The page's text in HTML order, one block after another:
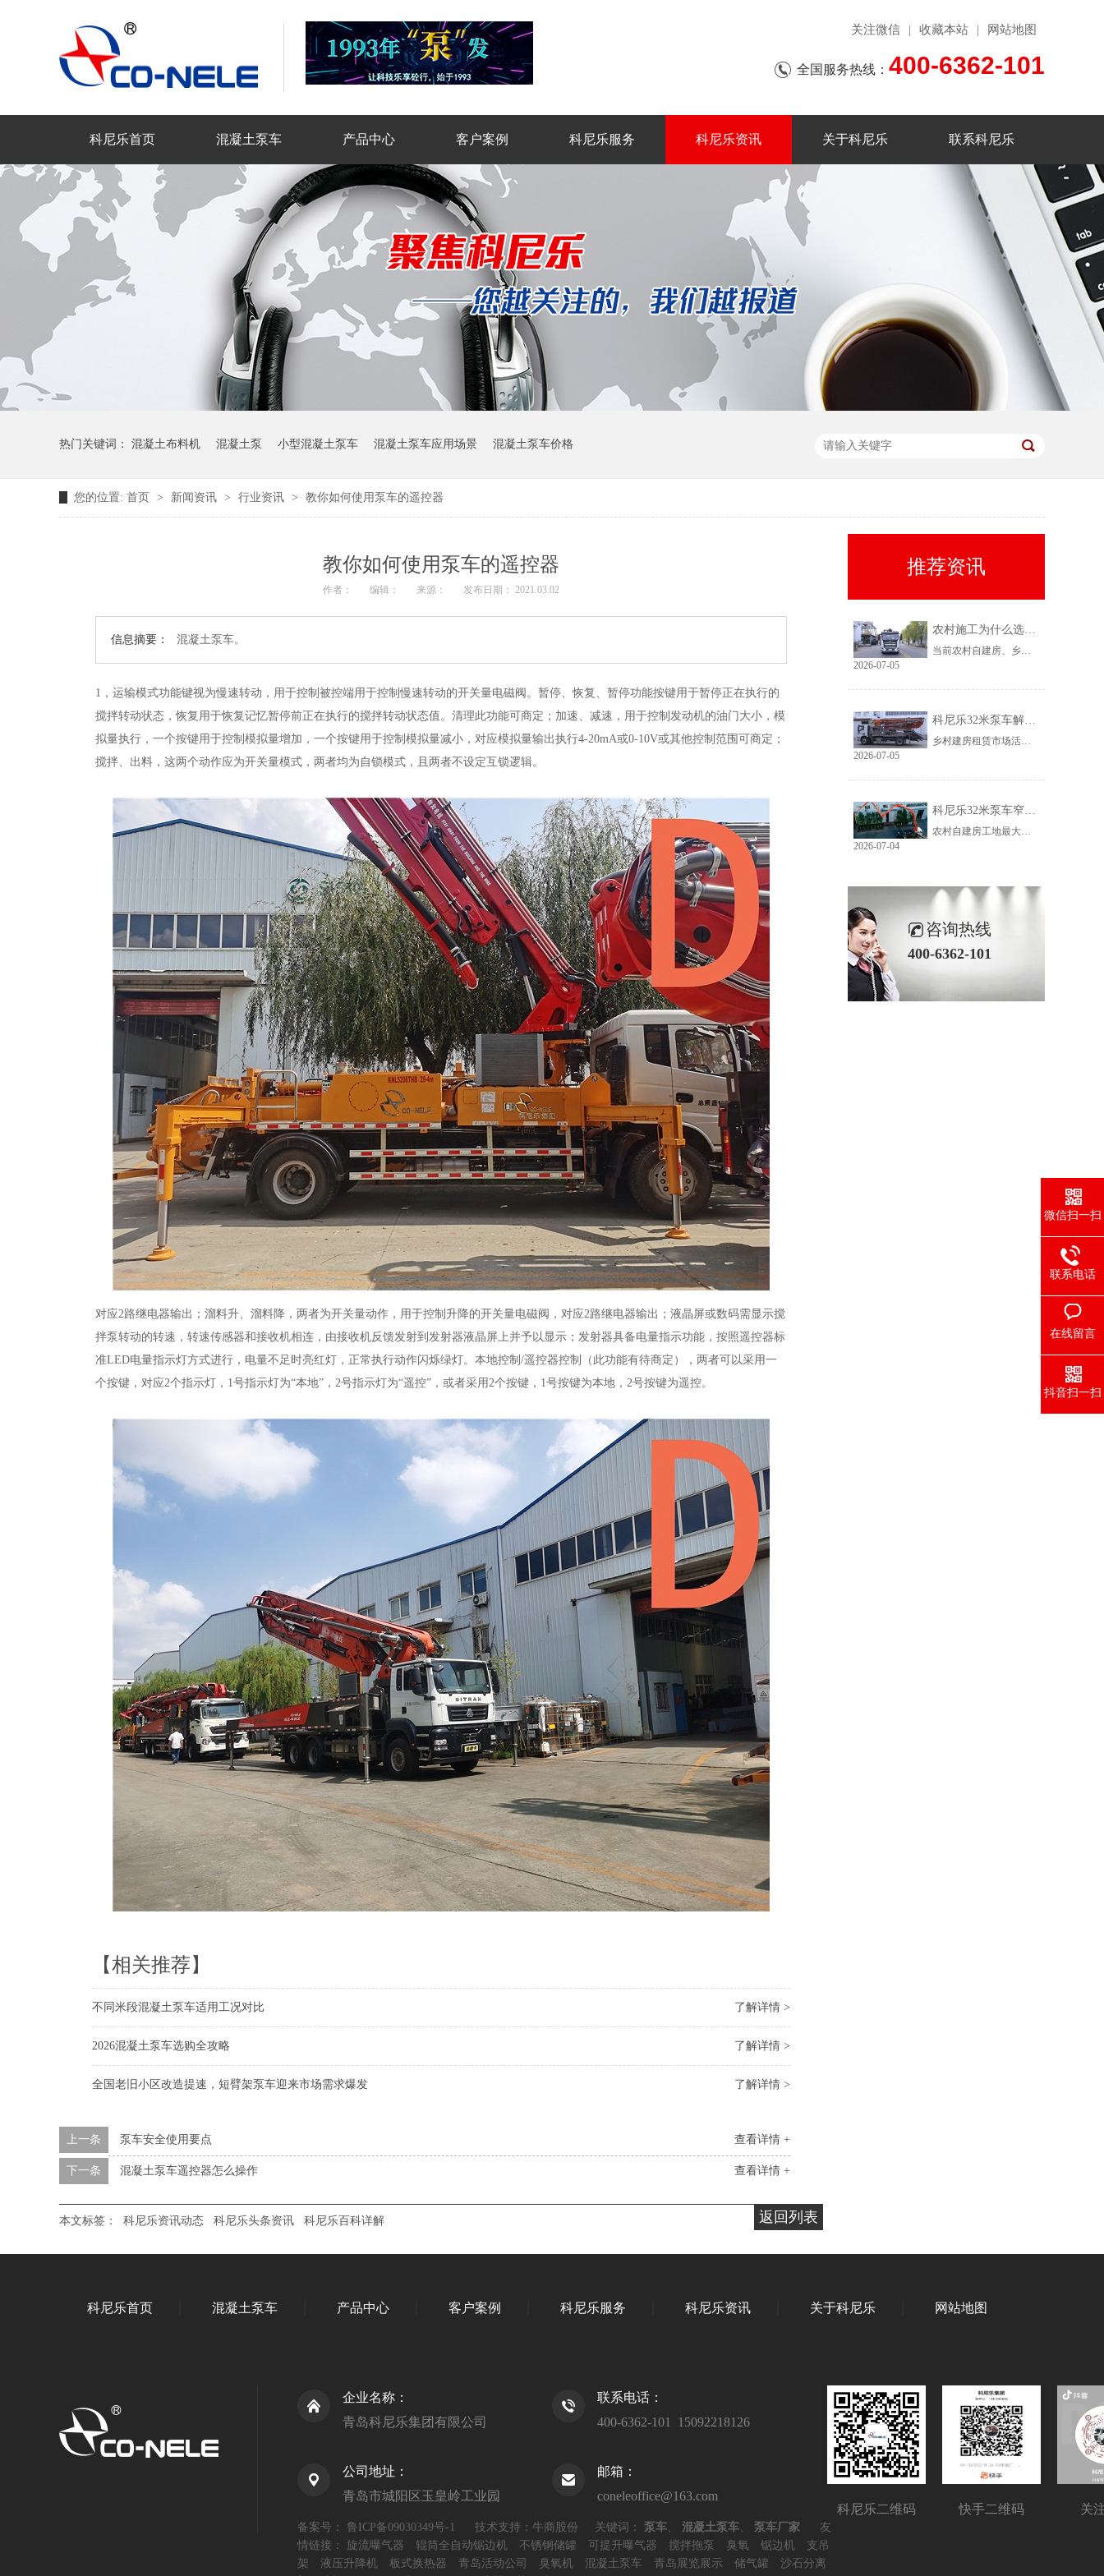
关注微信 收藏本站 网站地图
全国服务热线： 400-6362-101
科尼乐首页 混凝土泵车 产品中心 客户案例 科尼乐服务 科尼乐资讯 关于科尼乐 联系科尼乐
热门关键词： 混凝土布料机 混凝土泵 小型混凝土泵车 混凝土泵车应用场景 混凝土泵车价格
您的位置: 首页 > 新闻资讯 > 行业资讯 > 教你如何使用泵车的遥控器
教你如何使用泵车的遥控器
作者： 编辑： 来源： 发布日期： 2021.03.02
信息摘要： 混凝土泵车。
1，运输模式功能键视为慢速转动，用于控制被控端用于控制慢速转动的开关量电磁阀。暂停、恢复、暂停功能按键用于暂停正在执行的
搅拌转动状态，恢复用于恢复记忆暂停前正在执行的搅拌转动状态值。清理此功能可商定；加速、减速，用于控制发动机的油门大小，模
拟量执行，一个按键用于控制模拟量增加，一个按键用于控制模拟量减小，对应模拟量输出执行4-20mA或0-10V或其他控制范围可商定；
搅拌、出料，这两个动作应为开关量模式，两者均为自锁模式，且两者不设定互锁逻辑。
对应2路继电器输出；溜料升、溜料降，两者为开关量动作，用于控制升降的开关量电磁阀，对应2路继电器输出；液晶屏或数码需显示搅
拌泵转动的转速，转速传感器和接收机相连，由接收机反馈发射到发射器液晶屏上并予以显示；发射器具备电量指示功能，按照遥控器标
准LED电量指示灯方式进行，电量不足时亮红灯，正常执行动作闪烁绿灯。本地控制/遥控器控制（此功能有待商定），两者可以采用一
个按键，对应2个指示灯，1号指示灯为“本地”，2号指示灯为“遥控”，或者采用2个按键，1号按键为本地，2号按键为遥控。
【相关推荐】
了解详情 >
不同米段混凝土泵车适用工况对比
了解详情 >
2026混凝土泵车选购全攻略
了解详情 >
全国老旧小区改造提速，短臂架泵车迎来市场需求爆发
查看详情 +
上一条 泵车安全使用要点
查看详情 +
下一条 混凝土泵车遥控器怎么操作
返回列表
本文标签： 科尼乐资讯动态 科尼乐头条资讯 科尼乐百科详解
推荐资讯
农村施工为什么选择科尼乐32米泵车
当前农村自建房、乡镇小型基建需求持续上涨，乡镇泵车租赁需求稳定、回款快，是很多租赁老板的核心盈利市场。但农村工况复杂、场地受限、料况不稳定，传统大机型进场难、闲置高，杂牌小机型配置缩水、故障多、运维贵。综合工况适配性、稳定性、性价比来看，科尼乐32米泵车凭借均衡的参数配置和乡镇专属性能，成为农村施工的黄金主力机型。
2026-07-05
科尼乐32米泵车解决乡村窄巷通行难题
乡村建房租赁市场活源充足，但普遍存在路况差、场地窄、就位难等问题。传统大臂架泵车车身宽、轴距长、支腿占用空间大，受限于乡村路况，大量乡镇工地无法进场施工，导致很多租赁老板明明有活却接不到，严重限制接单范围与全年收益。科尼乐32米泵车从结构层面专项优化，彻底破解乡村窄巷通行、就位、施工三大痛点。
2026-07-05
科尼乐32米泵车窄巷施工优势解析
农村自建房工地最大的特点就是空间受限，巷道窄、院落小、障碍物多。市面上多数常规泵车车身尺寸大、支腿跨度宽，往往出现能进村、进不了院、进院不能施工的尴尬情况，最后只能人工接管浇筑，施工慢、人工贵、甲方满意度低。想要拿下乡镇窄场活源，设备的窄巷适配能力是关键，科尼乐32米泵车针对性优化狭小场地性能，完美适配农村复杂工况。
2026-07-04
咨询热线
400-6362-101
科尼乐首页 混凝土泵车 产品中心 客户案例 科尼乐服务 科尼乐资讯 关于科尼乐 网站地图
企业名称：
青岛科尼乐集团有限公司
联系电话：
400-6362-101 15092218126
公司地址：
青岛市城阳区玉皇岭工业园
邮箱：
coneleoffice@163.com
备案号： 鲁ICP备09030349号-1 技术支持：牛商股份 关键词： 泵车、 混凝土泵车、 泵车厂家
友
情链接： 旋流曝气器 辊筒全自动锯边机 不锈钢储罐 可提升曝气器 搅拌拖泵 臭氧 锯边机
支吊
架
液压升降机 板式换热器 青岛活动公司 臭氧机 混凝土泵车 青岛展览展示 储气罐
沙石分离
科尼乐二维码 快手二维码 关
微信扫一扫
联系电话
在线留言
抖音扫一扫